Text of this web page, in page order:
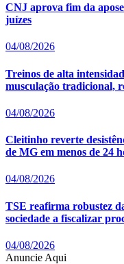
CNJ aprova fim da
juízes
04/08/2026
Treinos de alta
musculação tradicional,
04/08/2026
Cleitinho reverte
de MG em menos de 24
04/08/2026
TSE reafirma robustez
sociedade a fiscalizar
04/08/2026
Anuncie Aqui